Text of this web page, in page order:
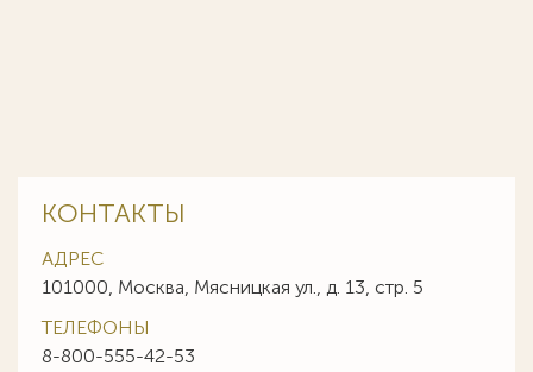
КОНТАКТЫ
АДРЕС
101000, Москва, Мясницкая ул., д. 13, стр. 5
ТЕЛЕФОНЫ
8-800-555-42-53